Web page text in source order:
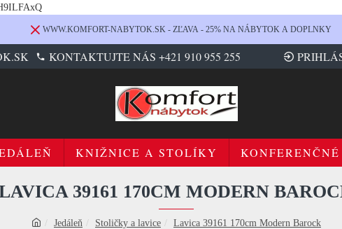
WWW.KOMFORT-NABYTOK.SK - ZĽAVA - 25% NA NÁBYTOK A DOPLNKY
KONTAKTUJTE NÁS +421 910 955 255
KNIŽNICE A STOLÍKY
Jedáleň Stoličky a lavice Lavica 39161 170cm Modern Barock
39161 170CM MODERN